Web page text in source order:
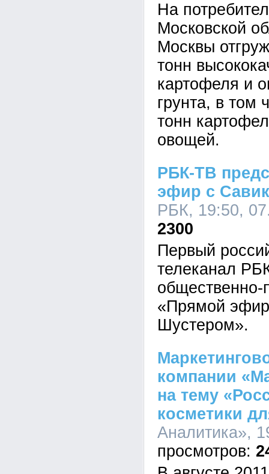
На
Московской
Москвы
тонн
картофеля и
грунта, в том
тонн
овощей.
РБК-ТВ
эфир с
РБК, 19:50,
2300
Первый
телеканал
общественно-
«Прямой
Шустером».
компании
на тему
косметики
Аналитика»,